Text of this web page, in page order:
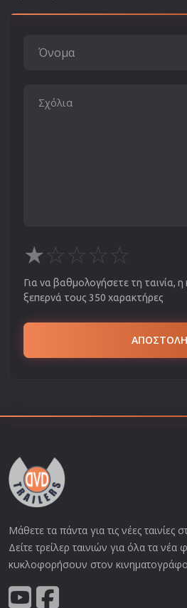
★☆☆☆☆
Για να βαθμολογήσετε τη ταινία, η
ξεπερνά τους 350 χαρακτήρες
ΑΠΟΣΤΟΛΗ
Μάθετε τα πάντα για τις νέες ταινίες
Δείτε τρείλερ ταινιών για όλα τα νέα
κυκλοφορήσουν στον κινηματογράφο